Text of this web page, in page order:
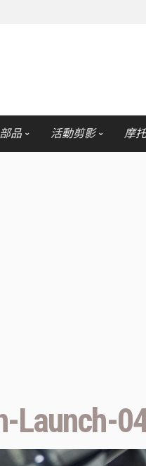
品 活動剪影 摩
Launch-